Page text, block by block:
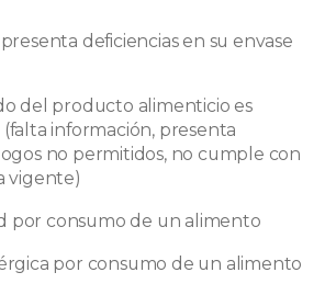
deficiencias en su envase
del producto alimenticio es
información, presenta
no permitidos, no cumple con
vigente)
por consumo de un alimento
por consumo de un alimento